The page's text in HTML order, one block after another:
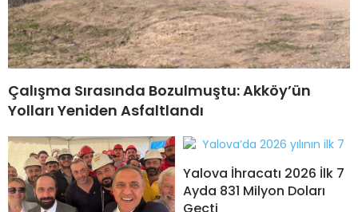
Çalışma Sırasında Bozulmuştu: Akköy’ün
Yolları Yeniden Asfaltlandı
Yalova İhracatı 2026 İlk 7
Ayda 831 Milyon Doları
Geçti